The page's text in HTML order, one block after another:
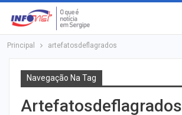
Principal artefatosdeflagrados
Navegação Na Tag
Artefatosdeflagrados